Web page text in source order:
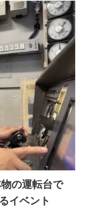
の運転台で
イベント